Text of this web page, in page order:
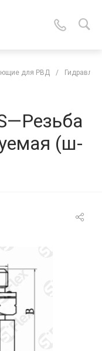
для РВД /
(ш-